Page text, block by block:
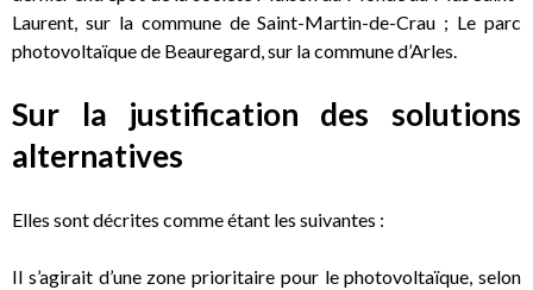
Laurent, sur la commune de Saint-Martin-de-Crau ; Le parc
photovoltaïque de Beauregard, sur la commune d’Arles.
Sur la justification des solutions
alternatives
Elles sont décrites comme étant les suivantes :
Il s’agirait d’une zone prioritaire pour le photovoltaïque, selon